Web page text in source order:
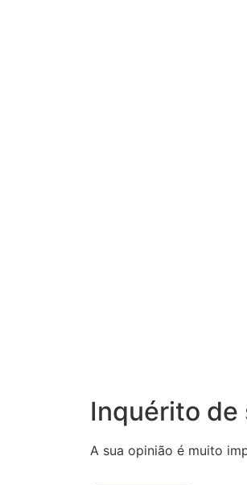
Inquérito de
A sua opinião é muito